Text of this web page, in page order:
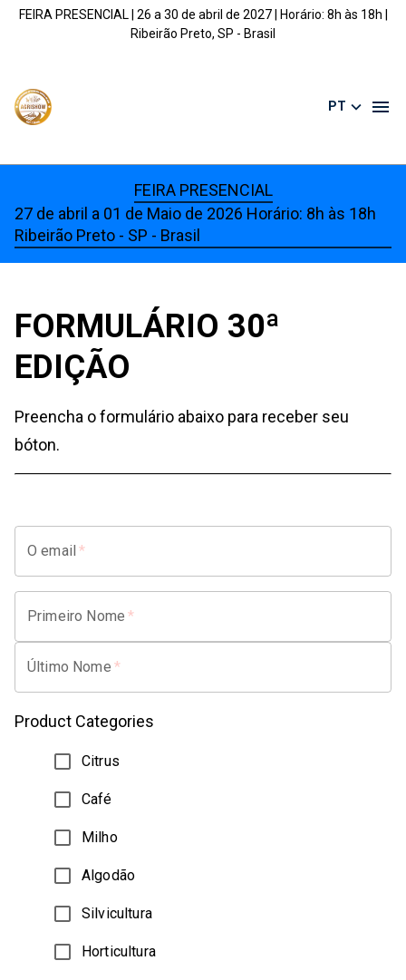
FEIRA PRESENCIAL | 26 a 30 de abril de 2027 | Horário: 8h às 18h |
Ribeirão Preto, SP - Brasil
PT
FEIRA PRESENCIAL
27 de abril a 01 de Maio de 2026 Horário: 8h às 18h
Ribeirão Preto - SP - Brasil
FORMULÁRIO 30ª
EDIÇÃO
Preencha o formulário abaixo para receber seu
bóton.
O email *
Primeiro Nome *
Último Nome *
Product Categories
Citrus
Café
Milho
Algodão
Silvicultura
Horticultura